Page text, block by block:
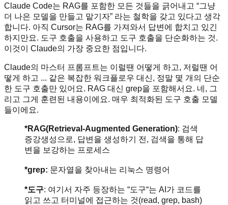
Claude Code는 RAG를 포함한 모든 것들을 긁어내고 “그냥
더 나은 모델을 만들고 맡기자” 라는 철학을 갖고 있다고 생각
합니다. 아직 Cursor는 RAG를 가져와서 답변에 합치고 있긴
하지만요. 도구 호출을 사용하고 도구 호출을 단순화하는 것.
이것이 Claude의 가장 중요한 점입니다.
Claude의 마스터 프롬프트는 이럴땐 어떻게 하고, 저럴땐 어
떻게 하고 ... 같은 복잡한 워크플로우 대신, 정말 몇 개의 단순
한 도구 호출만 있어요. RAG 대신 grep을 포함해서요. 네, 그
리고 그게 훈련된 내용이에요. 매우 최적화된 도구 호출 모델
들이에요.
*RAG(Retrieval-Augmented Generation): 검색
증강생성으로, 답변을 생성하기 전, 검색을 통해 답
변을 보강하는 프로세스
*grep: 문자열을 찾아내는 리눅스 명령어
*도구: 여기서 자주 등장하는 “도구“는 AI가 코드를
읽고 쓰고 터미널에 접근하는 것(read, grep, bash)